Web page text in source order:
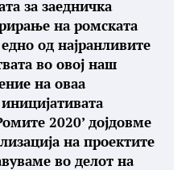
за заедничка
на ромската
од најранливите
во овој наш
на оваа
2020’ дојдовме
на проектите
во делот на